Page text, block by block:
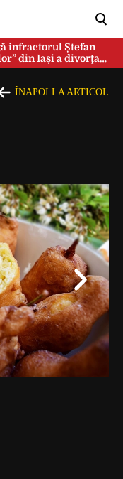
infractorul Ștefan
din Iași a divorţat
ÎNAPOI LA ARTICOL